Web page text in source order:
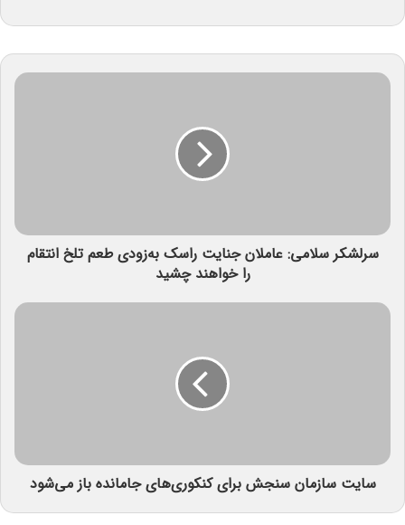
سرلشکر سلامی: عاملان جنایت راسک به‌زودی طعم تلخ انتقام
را خواهند چشید
سایت سازمان سنجش برای کنکوری‌های جامانده باز می‌شود